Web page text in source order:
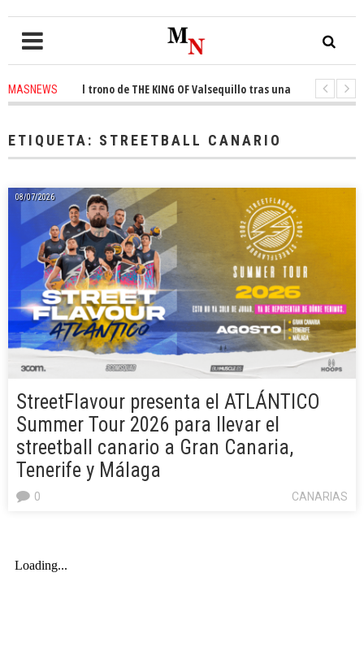
MASNEWSel trono de THE KING OF Valsequillo tras una jornada de
ETIQUETA: STREETBALL CANARIO
08/07/2026
StreetFlavour presenta el ATLÁNTICO
Summer Tour 2026 para llevar el
streetball canario a Gran Canaria,
Tenerife y Málaga
CANARIAS
0